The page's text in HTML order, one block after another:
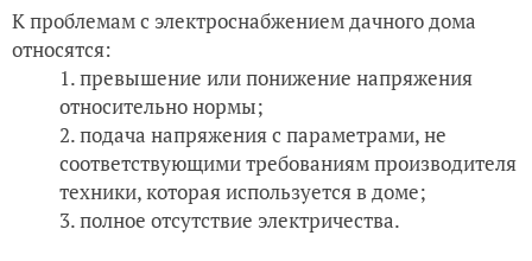
К проблемам с электроснабжением дачного дома
относятся:
превышение или понижение напряжения
относительно нормы;
подача напряжения с параметрами, не
соответствующими требованиям производителя
техники, которая используется в доме;
полное отсутствие электричества.